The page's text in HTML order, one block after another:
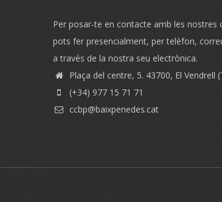
Per posar-te en contacte amb les nostres
pots fer presencialment, per telèfon,
a través de la nostra seu electrònica.
Plaça del centre, 5. 43700, El Vendrell
(+34) 977 15 71 71
ccbp@baixpenedes.cat